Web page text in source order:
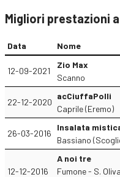
Migliori prestazioni
Data Nome
12-09-2021
Zio Max
Scanno
22-12-2020
acCiuffaPolli
Caprile (Eremo)
26-03-2016
Insalata
Bassiano
12-12-2016
A noi tre
Fumone - S.